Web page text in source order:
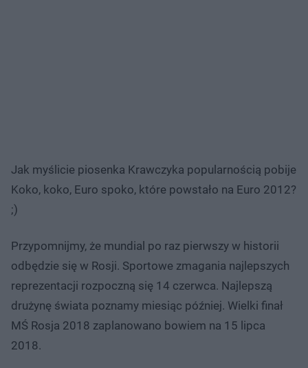
Jak myślicie piosenka Krawczyka popularnością pobije
Koko, koko, Euro spoko, które powstało na Euro 2012?
;)
Przypomnijmy, że mundial po raz pierwszy w historii
odbędzie się w Rosji. Sportowe zmagania najlepszych
reprezentacji rozpoczną się 14 czerwca. Najlepszą
drużynę świata poznamy miesiąc później. Wielki finał
MŚ Rosja 2018 zaplanowano bowiem na 15 lipca
2018.